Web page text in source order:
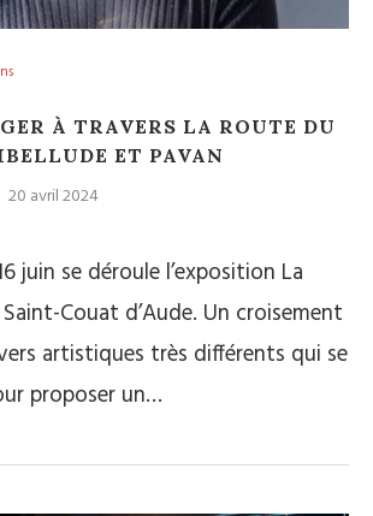
À TRAVERS LA ROUTE DU
ET PAVAN
20 avril 2024
juin se déroule l’exposition La
Couat d’Aude. Un croisement
artistiques très différents qui se
proposer un…